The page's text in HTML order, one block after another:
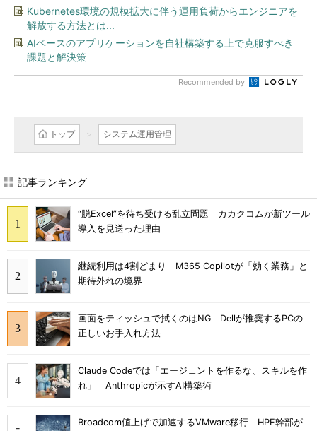
Kubernetes環境の規模拡大に伴う運用負荷からエンジニアを
解放する方法とは...
AIベースのアプリケーションを自社構築する上で克服すべき
課題と解決策
Recommended by
トップ システム運用管理
記事ランキング
“脱Excel”を待ち受ける乱立問題 カカクコムが新ツール
導入を見送った理由
継続利用は4割どまり M365 Copilotが「効く業務」と
期待外れの境界
画面をティッシュで拭くのはNG Dellが推奨するPCの
正しいお手入れ方法
Claude Codeでは「エージェントを作るな、スキルを作
れ」 Anthropicが示すAI構築術
Broadcom値上げで加速するVMware移行 HPE幹部が